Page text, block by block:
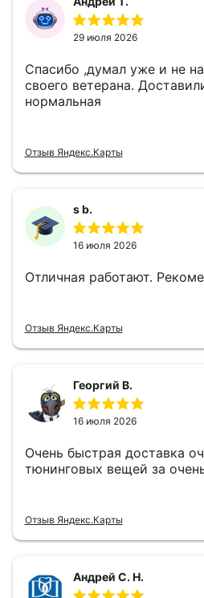
29 июля 2026
Спасибо ,думал уже и не
своего ветерана.
нормальная
Отзыв Яндекс.Карты
s b.
16 июля 2026
Отличная работают.
Отзыв Яндекс.Карты
Георгий В.
16 июля 2026
Очень быстрая доставка
тюнинговых вещей за
Отзыв Яндекс.Карты
Андрей С. Н.